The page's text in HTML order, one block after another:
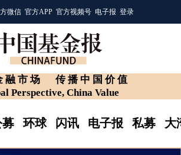
微信 官方APP 官方视频号 电子报 登录
融市场
传播中国价值
Perspective, China Value
募 环球 闪讯 电子报 私募 大